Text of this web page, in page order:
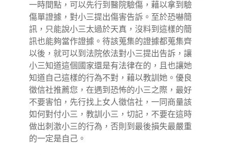
一時間點，可以先行到醫院驗傷，藉以拿到驗
傷單證據，對小三提出傷害告訴。至於恐嚇簡
訊，只能說小三太過於天真，沒料到這樣的簡
訊也能夠當作證據。待該蒐集的證據都蒐集齊
以後，就可以到法院依法對小三提出告訴，讓
小三知道這個國家還是有法律在的，且也讓她
知道自己這樣的行為不對，藉以教訓她。優良
徵信社推薦您，在遇到恐怖的小三之際，最好
不要害怕，先行找上女人徵信社，一同商量該
如何對付小三，教訓小三，切記，不要在這時
做出刺激小三的行為，否則到最後損失最嚴重
的一定是自己。